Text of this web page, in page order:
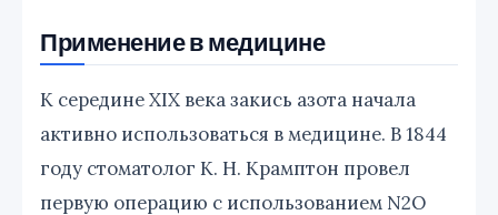
Применение в медицине
К середине XIX века закись азота начала
активно использоваться в медицине. В 1844
году стоматолог К. Н. Крамптон провел
первую операцию с использованием N2O